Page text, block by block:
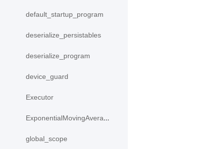
default_startup_program
deserialize_persistables
deserialize_program
device_guard
Executor
ExponentialMovingAverage
global_scope